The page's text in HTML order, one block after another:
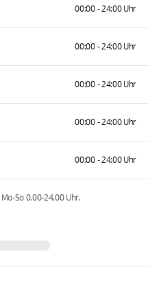
00:00 - 24:00 Uhr
00:00 - 24:00 Uhr
00:00 - 24:00 Uhr
00:00 - 24:00 Uhr
00:00 - 24:00 Uhr
Mo-So 0.00-24.00Uhr.